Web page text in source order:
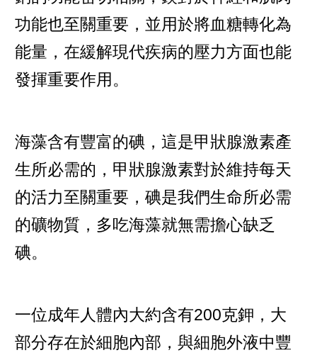
功能也至關重要，並用於將血糖轉化為
能量，在緩解現代疾病的壓力方面也能
發揮重要作用。
海藻含有豐富的碘，這是甲狀腺激素產
生所必需的，甲狀腺激素對於維持每天
的活力至關重要，碘是我們生命所必需
的礦物質，多吃海藻就無需擔心缺乏
碘。
一位成年人體內大約含有200克鉀，大
部分存在於細胞內部，與細胞外液中豐